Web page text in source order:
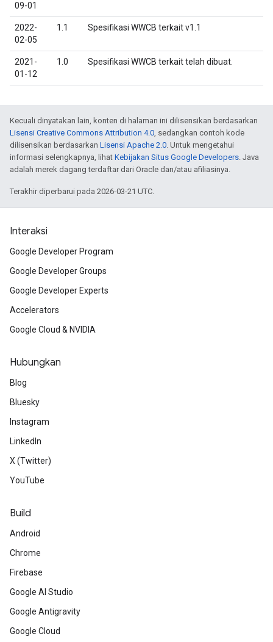
09-01
2022-
02-05
1.1 Spesifikasi WWCB terkait v1.1
2021-
01-12
1.0 Spesifikasi WWCB terkait telah dibuat.
Kecuali dinyatakan lain, konten di halaman ini dilisensikan berdasarkan
Lisensi Creative Commons Attribution 4.0, sedangkan contoh kode
dilisensikan berdasarkan Lisensi Apache 2.0. Untuk mengetahui
informasi selengkapnya, lihat Kebijakan Situs Google Developers. Java
adalah merek dagang terdaftar dari Oracle dan/atau afiliasinya.
Terakhir diperbarui pada 2026-03-21 UTC.
Interaksi
Google Developer Program
Google Developer Groups
Google Developer Experts
Accelerators
Google Cloud & NVIDIA
Hubungkan
Blog
Bluesky
Instagram
LinkedIn
X (Twitter)
YouTube
Build
Android
Chrome
Firebase
Google AI Studio
Google Antigravity
Google Cloud